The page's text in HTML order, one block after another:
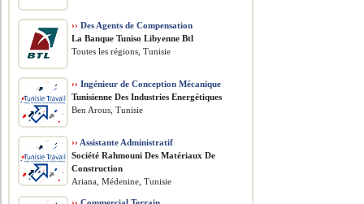
›› Des Agents de Compensation
La Banque Tuniso Libyenne Btl
Toutes les régions, Tunisie
›› Ingénieur de Conception Mécanique
Tunisienne Des Industries Energétiques
Ben Arous, Tunisie
›› Assistante Administratif
Société Rahmouni Des Matériaux De
Construction
Ariana, Médenine, Tunisie